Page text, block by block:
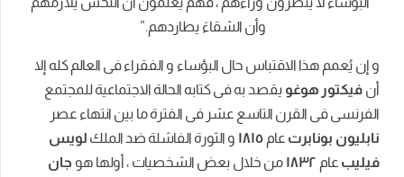
يطاردهم .”
حال البؤساء و الفقراء فى العالم كله إلا
يقصد به فى كتابه الحالة الاجتماعية للمجتمع
التاسع عشر فى الفترة ما بين انتهاء عصر
عام١٨١٥ والثورة الفاشلة ضد الملكلويس
منخلال بعض الشخصيات ، أولها هوجان